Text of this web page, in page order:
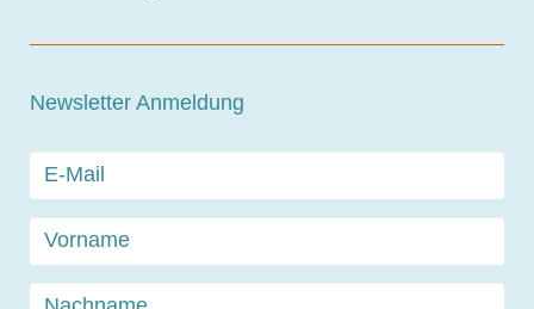
Newsletter Anmeldung